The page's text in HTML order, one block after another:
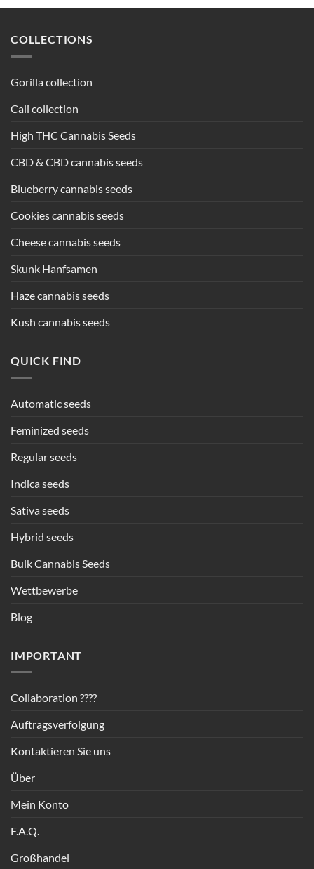
COLLECTIONS
Gorilla collection
Cali collection
High THC Cannabis Seeds
CBD & CBD cannabis seeds
Blueberry cannabis seeds
Cookies cannabis seeds
Cheese cannabis seeds
Skunk Hanfsamen
Haze cannabis seeds
Kush cannabis seeds
QUICK FIND
Automatic seeds
Feminized seeds
Regular seeds
Indica seeds
Sativa seeds
Hybrid seeds
Bulk Cannabis Seeds
Wettbewerbe
Blog
IMPORTANT
Collaboration ????
Auftragsverfolgung
Kontaktieren Sie uns
Über
Mein Konto
F.A.Q.
Großhandel